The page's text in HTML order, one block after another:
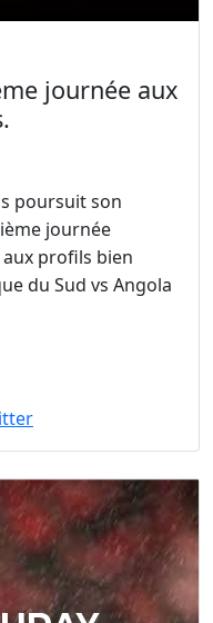
journée aux
poursuit son
journée
profils bien
du Sud vs Angola